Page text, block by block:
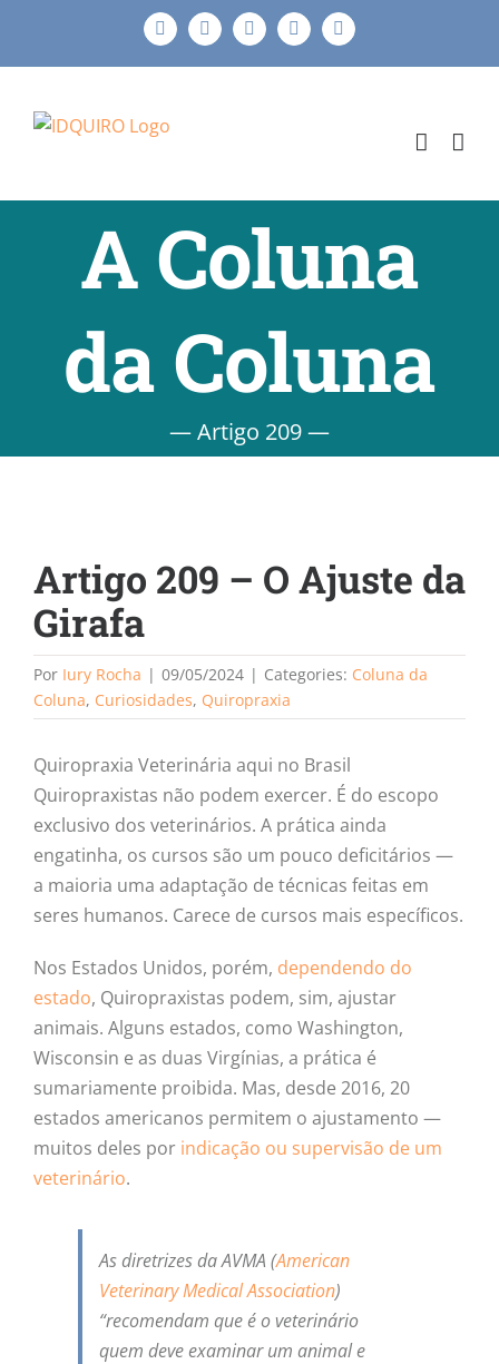
o
FacebookInstagram
X LinkedIn
E-
A Coluna
da Coluna
— Artigo 209 —
Artigo 209 – O Ajuste da
Girafa
Por Iury Rocha | 09/05/2024 | Categories: Coluna da
Coluna, Curiosidades, Quiropraxia
Quiropraxia Veterinária aqui no Brasil
Quiropraxistas não podem exercer. É do escopo
exclusivo dos veterinários. A prática ainda
engatinha, os cursos são um pouco deficitários —
a maioria uma adaptação de técnicas feitas em
seres humanos. Carece de cursos mais específicos.
Nos Estados Unidos, porém, dependendo do
estado, Quiropraxistas podem, sim, ajustar
animais. Alguns estados, como Washington,
Wisconsin e as duas Virgínias, a prática é
sumariamente proibida. Mas, desde 2016, 20
estados americanos permitem o ajustamento —
muitos deles por indicação ou supervisão de um
veterinário.
As diretrizes da AVMA (American
Veterinary Medical Association)
“recomendam que é o veterinário
quem deve examinar um animal e